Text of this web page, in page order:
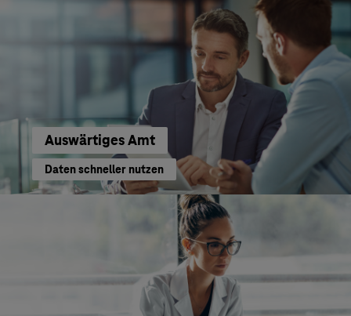
Auswärtiges Amt
Daten schneller nutzen